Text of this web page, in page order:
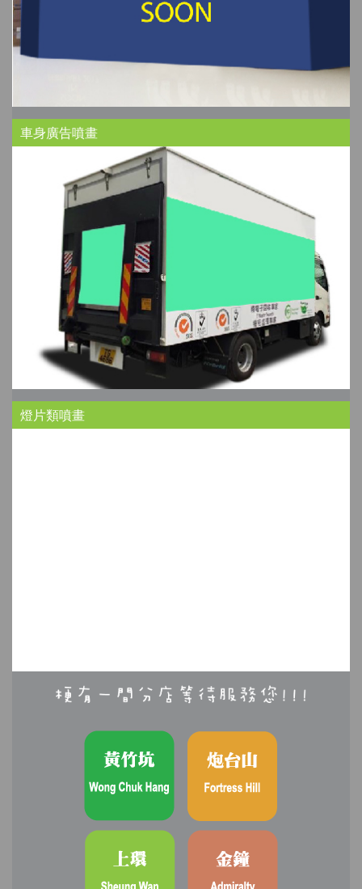
車身廣告噴畫
燈片類噴畫